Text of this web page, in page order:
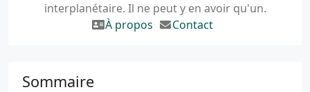
interplanétaire. Il ne peut y en avoir qu'un.
À propos
Contact
Sommaire